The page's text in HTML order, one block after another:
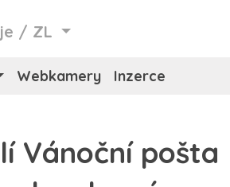
/ ZL
Webkamery Inzerce
Vánoční pošta